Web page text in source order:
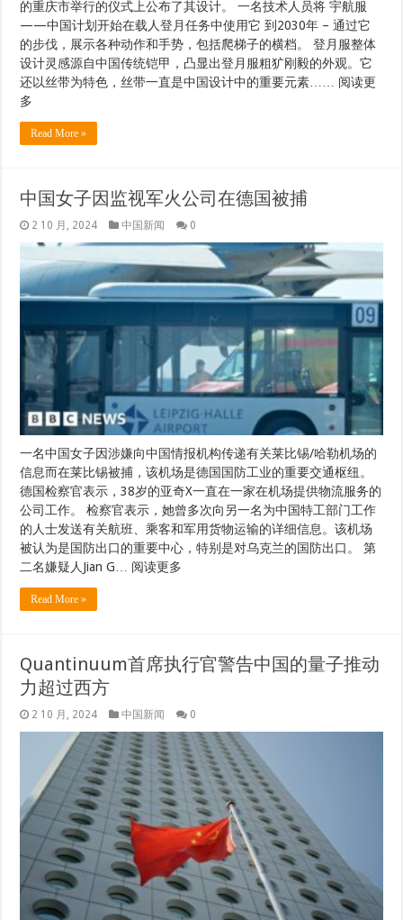
的重庆市举行的仪式上公布了其设计。 一名技术人员将 宇航服
——中国计划开始在载人登月任务中使用它 到2030年 – 通过它
的步伐，展示各种动作和手势，包括爬梯子的横档。 登月服整体
设计灵感源自中国传统铠甲，凸显出登月服粗犷刚毅的外观。它
还以丝带为特色，丝带一直是中国设计中的重要元素…… 阅读更
多
Read More »
中国女子因监视军火公司在德国被捕
2 10 月, 2024 中国新闻 0
一名中国女子因涉嫌向中国情报机构传递有关莱比锡/哈勒机场的
信息而在莱比锡被捕，该机场是德国国防工业的重要交通枢纽。
德国检察官表示，38岁的亚奇X一直在一家在机场提供物流服务的
公司工作。 检察官表示，她曾多次向另一名为中国特工部门工作
的人士发送有关航班、乘客和军用货物运输的详细信息。该机场
被认为是国防出口的重要中心，特别是对乌克兰的国防出口。 第
二名嫌疑人Jian G… 阅读更多
Read More »
Quantinuum首席执行官警告中国的量子推动
力超过西方
2 10 月, 2024 中国新闻 0